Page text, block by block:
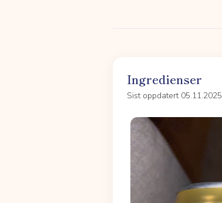
Ingredienser
Sist oppdatert 05.11.2025